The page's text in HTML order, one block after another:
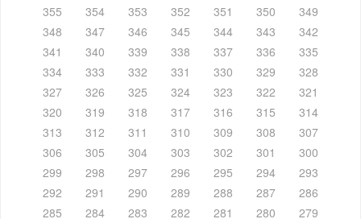
355
354 353 352 351 350
349
348
347 346 345 344 343
342
341
340 339 338 337 336
335
334
333 332 331 330 329
328
327
326 325 324 323 322
321
320
319 318 317 316 315
314
313
312 311 310 309 308
307
306
305 304 303 302 301
300
299
298 297 296 295 294
293
292
291 290 289 288 287
286
285
284 283 282 281 280
279